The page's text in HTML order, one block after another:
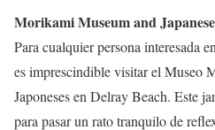
Morikami Museum and
Para cualquier persona interesada
es imprescindible visitar el Museo
Japoneses en Delray Beach. Este
para pasar un rato tranquilo de